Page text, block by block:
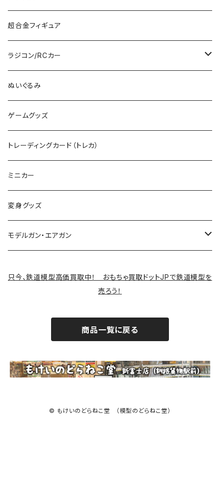
TOMIX (HO)
その他のHOゲージ
Zゲージ
カタログ
TOMIX (N)
制御機器
デカール
30MS
ミリタリープラモ
ポケモン
その他のロボット
その他のキャラクター
筆
ガンダム
超合金フィギュア
ラジコン/RCカー
タミヤRC
RCパーツ
ぬいぐるみ
ゲームグッズ
トレーディングカード（トレカ）
ミニカー
変身グッズ
モデルガン・エアガン
只今、鉄道模型高価買取中！ おもちゃ買取ドットJPで鉄道模型を
売ろう！
商品一覧に戻る
© もけいのどらねこ堂 （模型のどらねこ堂）